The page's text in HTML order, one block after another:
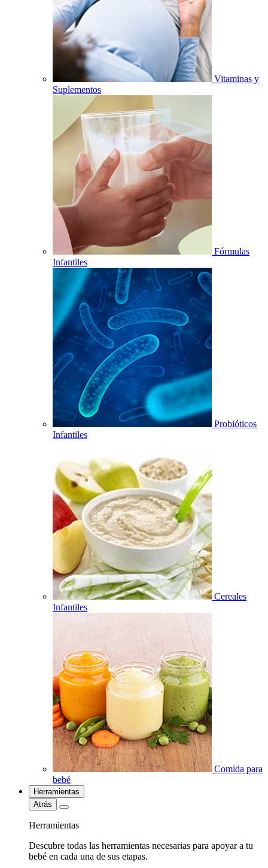
Vitaminas y
Suplementos
Fórmulas
Infantiles
Probióticos
Infantiles
Cereales
Infantiles
Comida para
bebé
Herramientas
Atrás
Herramientas
Descubre todas las herramientas necesarias para apoyar a tu
bebé en cada una de sus etapas.